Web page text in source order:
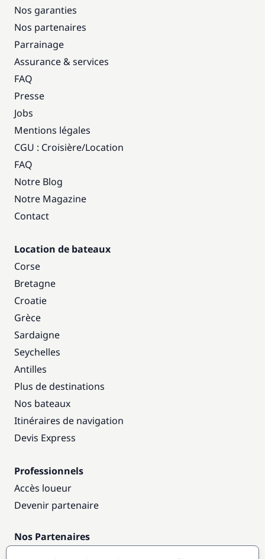
Nos garanties
Nos partenaires
Parrainage
Assurance & services
FAQ
Presse
Jobs
Mentions légales
CGU : Croisière/Location
FAQ
Notre Blog
Notre Magazine
Contact
Location de bateaux
Corse
Bretagne
Croatie
Grèce
Sardaigne
Seychelles
Antilles
Plus de destinations
Nos bateaux
Itinéraires de navigation
Devis Express
Professionnels
Accès loueur
Devenir partenaire
Nos Partenaires